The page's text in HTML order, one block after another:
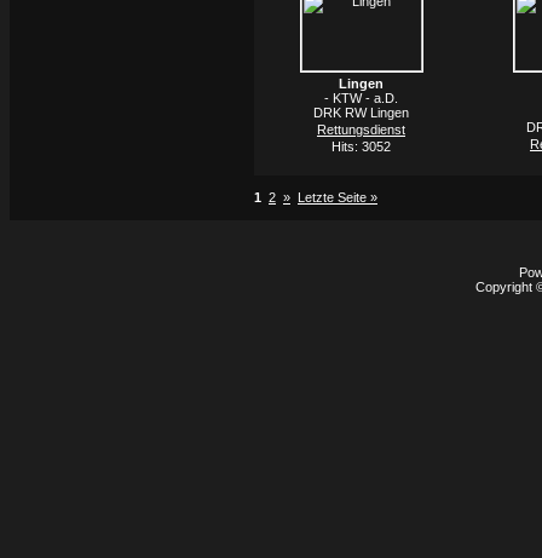
Lingen
- KTW - a.D.
DRK RW Lingen
Rettungsdienst
Hits: 3052
1 2 » Letzte Seite »
Copyright